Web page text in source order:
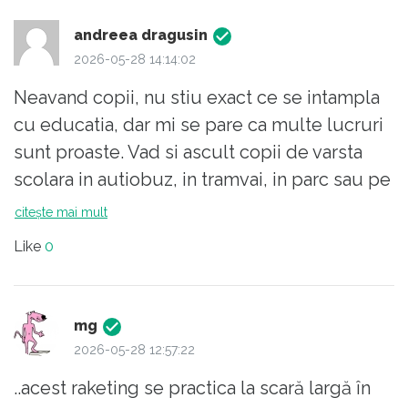
andreea dragusin
2026-05-28 14:14:02
Neavand copii, nu stiu exact ce se intampla
cu educatia, dar mi se pare ca multe lucruri
sunt proaste. Vad si ascult copii de varsta
scolara in autiobuz, in tramvai, in parc sau pe
strada. Mi se pare ca multi au un vocabular
nici nu le cunosteam. Sunt cu ochii mereu
pe ecranul telefonului mobil - acolo pare sa
fie viata lor, nu in lumea reala. E trist, dar,
idioti. Daca aceasta este "opera" educatiei
citește mai mult
Like 0
mg
2026-05-28 12:57:22
..acest raketing se practica la scară largă în